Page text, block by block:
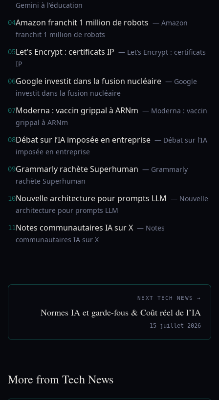
Gemini à l'éducation
04Amazon franchit 1 million de robots — Amazon
franchit 1 million de robots
05Let’s Encrypt : certificats IP — Let’s Encrypt : certificats
IP
06Google investit dans la fusion nucléaire — Google
investit dans la fusion nucléaire
07Moderna : vaccin grippal à ARNm — Moderna : vaccin
grippal à ARNm
08Débat sur l’IA imposée en entreprise — Débat sur l’IA
imposée en entreprise
09Grammarly rachète Superhuman — Grammarly
rachète Superhuman
10Nouvelle architecture pour prompts LLM — Nouvelle
architecture pour prompts LLM
11Notes communautaires IA sur X — Notes
communautaires IA sur X
NEXT TECH NEWS →
Normes IA et garde-fous & Coût réel de l’IA
15 juillet 2026
More from Tech News